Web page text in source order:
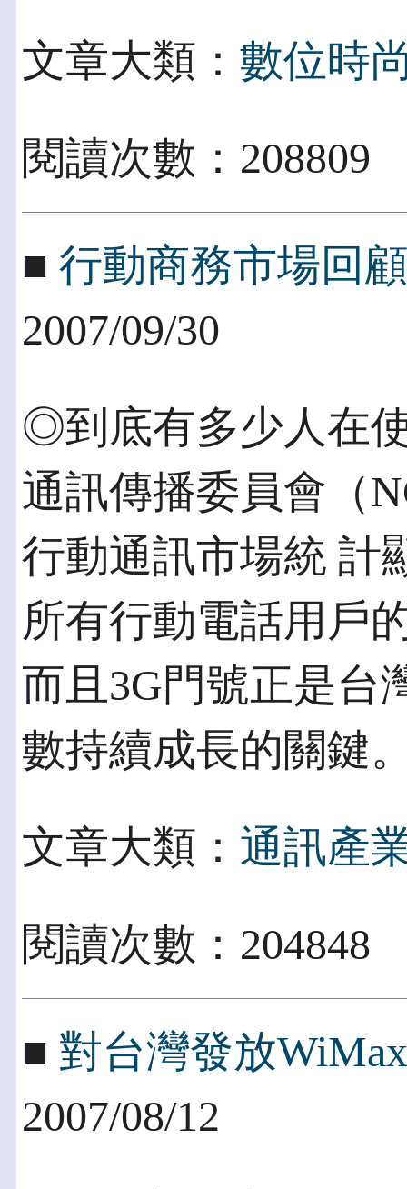
文章大類： 數位時
閱讀次數：
■ 行動商務市場回
2007/09/30
◎到底有多少人在
通訊傳播委員會（
行動通訊市場統 計
所有行動電話用戶
而且3G門號正是台
數持續成長的關鍵
文章大類： 通訊產
閱讀次數：
■ 對台灣發放
2007/08/12